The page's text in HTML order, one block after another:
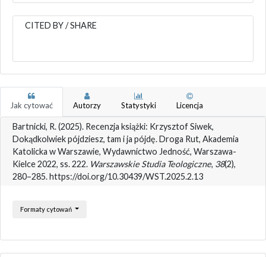
CITED BY / SHARE
Jak cytować Autorzy Statystyki Licencja
Bartnicki, R. (2025). Recenzja książki: Krzysztof Siwek,
Dokądkolwiek pójdziesz, tam i ja pójdę. Droga Rut, Akademia
Katolicka w Warszawie, Wydawnictwo Jedność, Warszawa-
Kielce 2022, ss. 222. Warszawskie Studia Teologiczne, 38(2),
280–285. https://doi.org/10.30439/WST.2025.2.13
Formaty cytowań